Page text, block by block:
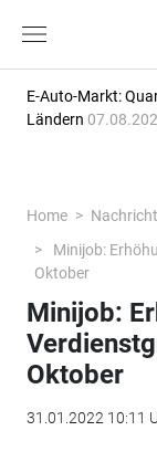
E-Auto-Markt:
Ländern
Home
Minijob:
Oktober
Minijob:
Oktober
31.01.2022 10:11